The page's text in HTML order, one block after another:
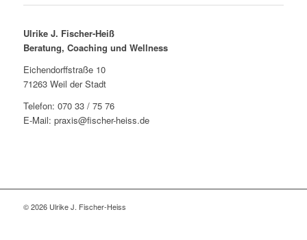
Ulrike J. Fischer-Heiß
Beratung, Coaching und Wellness
Eichendorffstraße 10
71263 Weil der Stadt
Telefon: 070 33 / 75 76
E-Mail: praxis@fischer-heiss.de
© 2026 Ulrike J. Fischer-Heiss